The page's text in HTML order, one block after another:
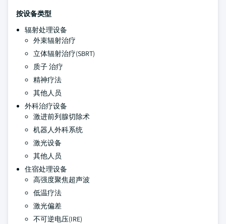
按设备类型
辐射处理设备
外束辐射治疗
立体辐射治疗(SBRT)
质子 治疗
精神疗法
其他人员
外科治疗设备
激进前列腺切除术
机器人外科系统
激光设备
其他人员
住宿处理设备
高强度聚焦超声波
低温疗法
激光偏差
不可逆电压(IRE)